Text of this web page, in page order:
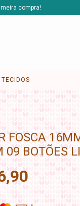
compra!
TECIDOS
FOSCA
09 BOTÕES